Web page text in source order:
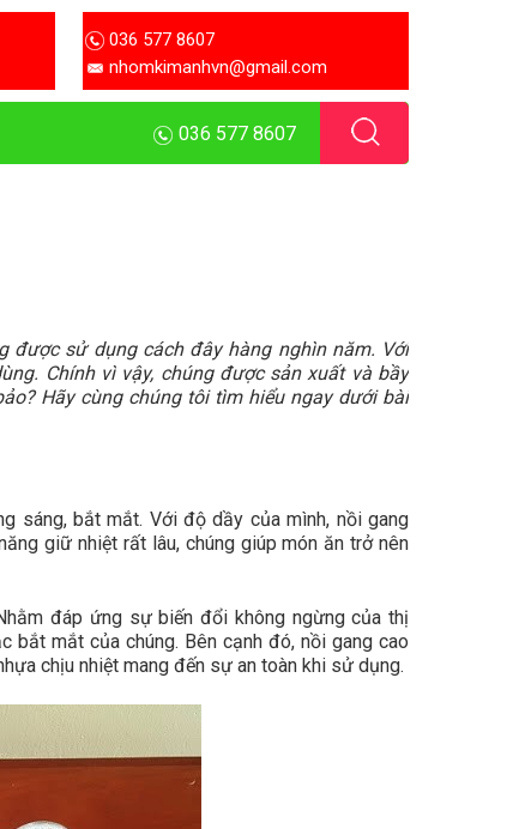
036 577 8607
nhomkimanhvn@gmail.com
036 577 8607
được sử dụng cách đây hàng nghìn năm. Với
Chính vì vậy, chúng được sản xuất và bầy
Hãy cùng chúng tôi tìm hiểu ngay dưới bài
sáng, bắt mắt. Với độ dầy của mình, nồi gang
giữ nhiệt rất lâu, chúng giúp món ăn trở nên
đáp ứng sự biến đổi không ngừng của thị
mắt của chúng. Bên cạnh đó, nồi gang cao
chịu nhiệt mang đến sự an toàn khi sử dụng.